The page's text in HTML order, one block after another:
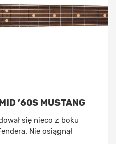
’60S MUSTANG
się nieco z boku
Nie osiągnął